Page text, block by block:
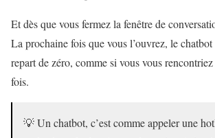
Et dès que vous fermez la fenêtre de
La prochaine fois que vous l’ouvrez, le
repart de zéro, comme si vous vous
fois.
💡 Un chatbot, c’est comme appeler une